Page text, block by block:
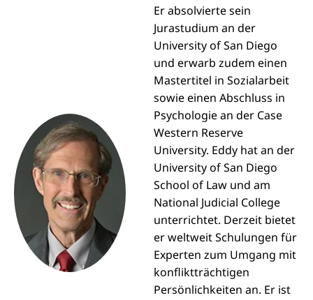
Er absolvierte sein
Jurastudium an der
University of San Diego
und erwarb zudem einen
Mastertitel in Sozialarbeit
sowie einen Abschluss in
Psychologie an der Case
Western Reserve
University. Eddy hat an der
University of San Diego
School of Law und am
National Judicial College
unterrichtet. Derzeit bietet
er weltweit Schulungen für
Experten zum Umgang mit
konfliktträchtigen
Persönlichkeiten an. Er ist